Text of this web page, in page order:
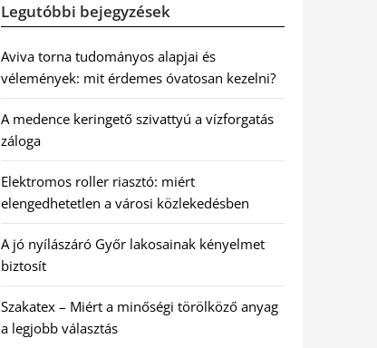
Legutóbbi bejegyzések
Aviva torna tudományos alapjai és
vélemények: mit érdemes óvatosan kezelni?
A medence keringető szivattyú a vízforgatás
záloga
Elektromos roller riasztó: miért
elengedhetetlen a városi közlekedésben
A jó nyílászáró Győr lakosainak kényelmet
biztosít
Szakatex – Miért a minőségi törölköző anyag
a legjobb választás